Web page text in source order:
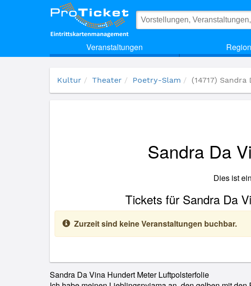
Veranstaltungen
(14717) Sandra Da Vina Hundert Meter Luftpolsterfolie
Kultur Theater Poetry-Slam (14717)
Sandra Da
Dies ist
Tickets für Sandra Da
Zurzeit sind keine Veranstaltungen buchbar.
Sandra Da Vina Hundert Meter Luftpolsterfolie